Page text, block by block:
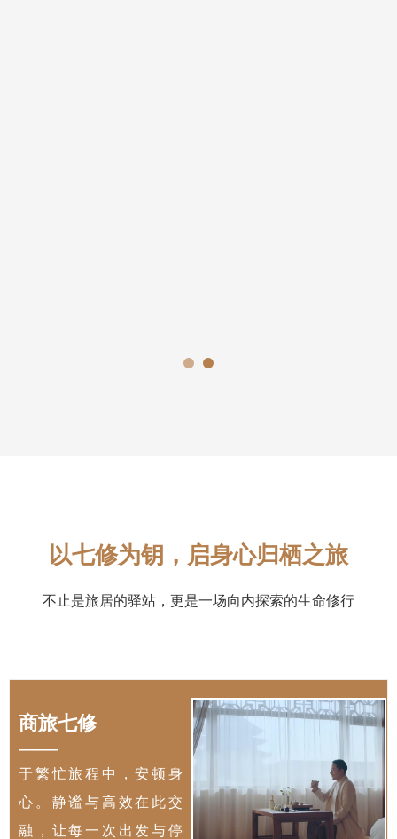
以七修为钥，启身心归栖之旅
不止是旅居的驿站，更是一场向内探索的生命修行
商旅七修
——
于繁忙旅程中，安顿身
心。静谧与高效在此交
融，让每一次出发与停